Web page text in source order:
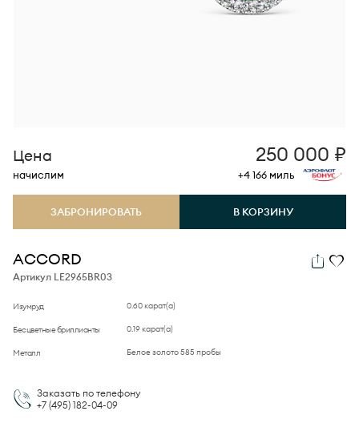
ACCORD
Артикул LE2965BR03
Изумруд 0.60 карат(а)
Бесцветные бриллианты 0.19 карат(а)
Металл Белое золото 585 пробы
Цена 250 000 ₽
начислим +4 166 миль
ЗАБРОНИРОВАТЬ В КОРЗИНУ
Заказать по телефону
+7 (495) 182-04-09